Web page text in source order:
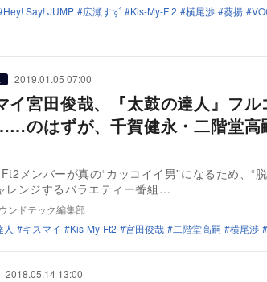
Hey! Say! JUMP 広瀬すず Kis-My-Ft2 横尾渉 葵揚
2019.01.05 07:00
イ宮田俊哉、『太鼓の達人』フ
のはずが、千賀健永・二階堂高
メンバーが真の“カッコイイ男”になるため、“
レンジするバラエティー番組…
ンドテック編集部
キスマイ Kis-My-Ft2 宮田俊哉 二階堂高嗣 横尾渉
2018.05.14 13:00